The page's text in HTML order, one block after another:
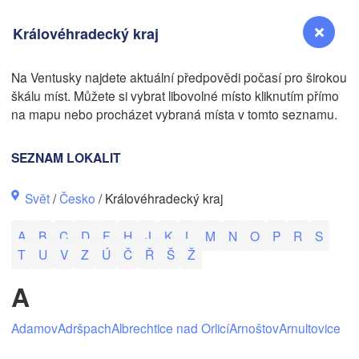
Královéhradecký kraj
Na Ventusky najdete aktuální předpovědi počasí pro širokou
škálu míst. Můžete si vybrat libovolné místo kliknutím přímo
na mapu nebo procházet vybraná místa v tomto seznamu.
SEZNAM LOKALIT
Svět/Česko / Královéhradecký kraj
A B C D F H J K L M N O P R
S
T
U V Z Ú Č Ř Š Ž
A
AdamovAdršpachAlbrechtice nad OrlicíArnoštovArnultovice
San Jose
Fresno
Reno
Sacramento
N